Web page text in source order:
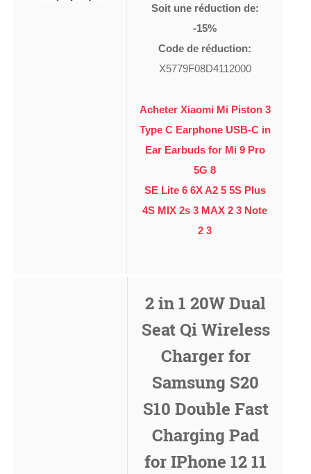
Soit une réduction de:
-15%
Code de réduction:
X5779F08D4112000
Acheter Xiaomi Mi Piston 3
Type C Earphone USB-C in
Ear Earbuds for Mi 9 Pro
5G 8
SE Lite 6 6X A2 5 5S Plus
4S MIX 2s 3 MAX 2 3 Note
2 3
2 in 1 20W Dual
Seat Qi Wireless
Charger for
Samsung S20
S10 Double Fast
Charging Pad
for IPhone 12 11